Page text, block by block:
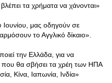
τα χρήματα να χάνονται»
μας οδηγούν σε
το Αγγλικό δίκαιο».
την Ελλάδα, για να
θα σβήσει τα χρέη των ΗΠΑ
Κίνα, Ιαπωνία, Ινδία»